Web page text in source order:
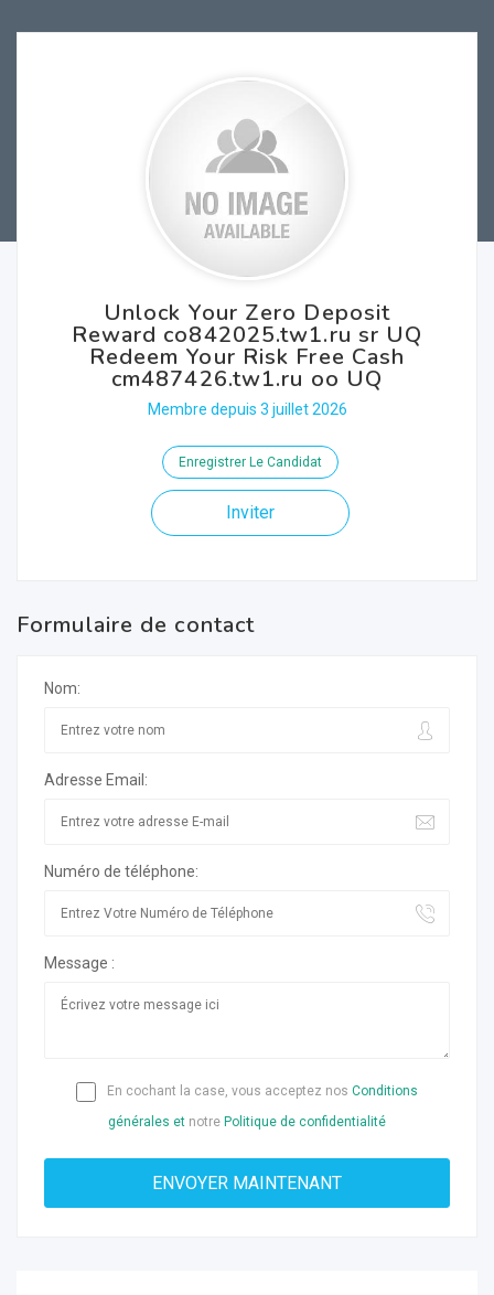
Unlock Your Zero Deposit
Reward co842025.tw1.ru sr UQ
Redeem Your Risk Free Cash
cm487426.tw1.ru oo UQ
Membre depuis 3 juillet 2026
Enregistrer Le Candidat
Inviter
Formulaire de contact
Nom:
Adresse Email:
Numéro de téléphone:
Message :
En cochant la case, vous acceptez nos Conditions
générales et notre Politique de confidentialité